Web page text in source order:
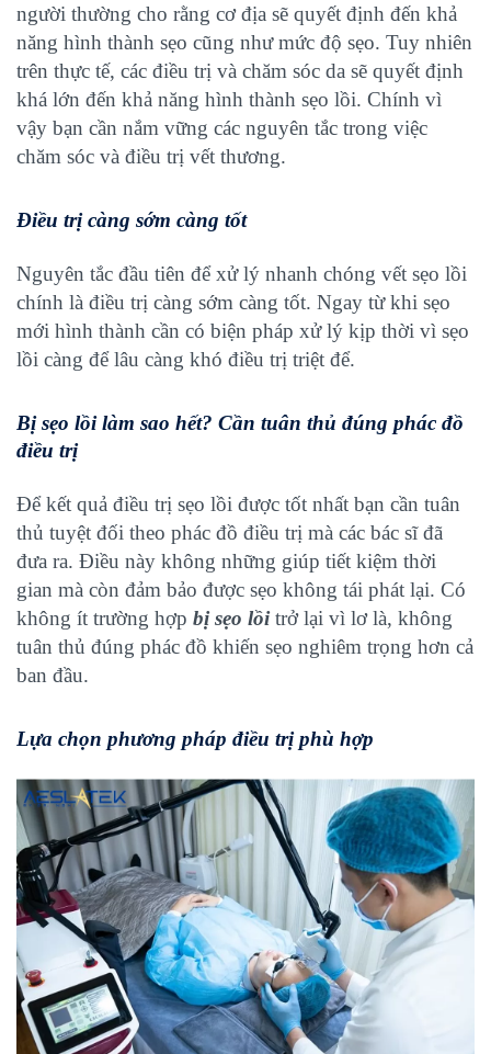
người thường cho rằng cơ địa sẽ quyết định đến khả
năng hình thành sẹo cũng như mức độ sẹo. Tuy nhiên
trên thực tế, các điều trị và chăm sóc da sẽ quyết định
khá lớn đến khả năng hình thành sẹo lồi. Chính vì
vậy bạn cần nắm vững các nguyên tắc trong việc
chăm sóc và điều trị vết thương.
Điều trị càng sớm càng tốt
Nguyên tắc đầu tiên để xử lý nhanh chóng vết sẹo lồi
chính là điều trị càng sớm càng tốt. Ngay từ khi sẹo
mới hình thành cần có biện pháp xử lý kịp thời vì sẹo
lồi càng để lâu càng khó điều trị triệt để.
Bị sẹo lồi làm sao hết? Cần tuân thủ đúng phác đồ
điều trị
Để kết quả điều trị sẹo lồi được tốt nhất bạn cần tuân
thủ tuyệt đối theo phác đồ điều trị mà các bác sĩ đã
đưa ra. Điều này không những giúp tiết kiệm thời
gian mà còn đảm bảo được sẹo không tái phát lại. Có
không ít trường hợp bị sẹo lồitrở lại vì lơ là, không
tuân thủ đúng phác đồ khiến sẹo nghiêm trọng hơn cả
ban đầu.
Lựa chọn phương pháp điều trị phù hợp